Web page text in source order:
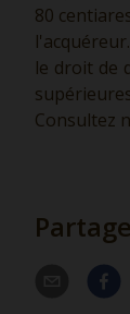
80
le droit de
Consultez